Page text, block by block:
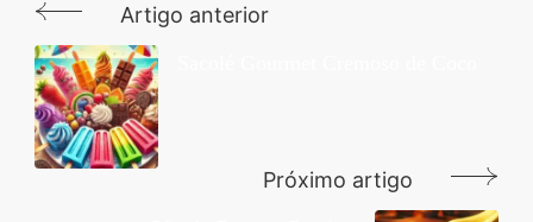
Navegação
de
post
Artigo anterior
Próximo artigo